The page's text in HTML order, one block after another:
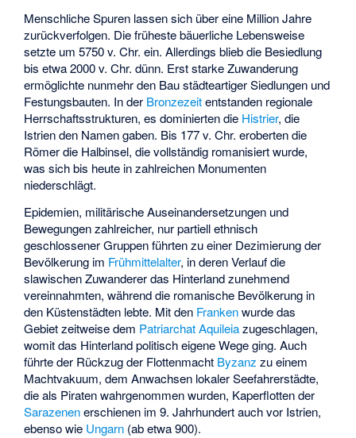
Menschliche Spuren lassen sich über eine Million Jahre
zurückverfolgen. Die früheste bäuerliche Lebensweise
setzte um 5750 v. Chr. ein. Allerdings blieb die Besiedlung
bis etwa 2000 v. Chr. dünn. Erst starke Zuwanderung
ermöglichte nunmehr den Bau städteartiger Siedlungen und
Festungsbauten. In der Bronzezeitentstanden regionale
Herrschaftsstrukturen, es dominierten die Histrier, die
Istrien den Namen gaben. Bis 177 v. Chr. eroberten die
Römer die Halbinsel, die vollständig romanisiert wurde,
was sich bis heute in zahlreichen Monumenten
niederschlägt.
Epidemien, militärische Auseinandersetzungen und
Bewegungen zahlreicher, nur partiell ethnisch
geschlossener Gruppen führten zu einer Dezimierung der
Bevölkerung im Frühmittelalter, in deren Verlauf die
slawischen Zuwanderer das Hinterland zunehmend
vereinnahmten, während die romanische Bevölkerung in
den Küstenstädten lebte. Mit den Frankenwurde das
Gebiet zeitweise dem Patriarchat Aquileiazugeschlagen,
womit das Hinterland politisch eigene Wege ging. Auch
führte der Rückzug der Flottenmacht Byzanz zu einem
Machtvakuum, dem Anwachsen lokaler Seefahrerstädte,
die als Piraten wahrgenommen wurden, Kaperflotten der
Sarazenenerschienen im 9. Jahrhundert auch vor Istrien,
ebenso wie Ungarn (ab etwa 900).